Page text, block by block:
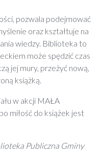
pozwala podejmować
oraz kształtuje na
wiedzy. Biblioteka to
może spędzić czas
jej mury, przeżyć nową,
książką.
w akcji MAŁA
miłość do książek jest
Publiczna Gminy